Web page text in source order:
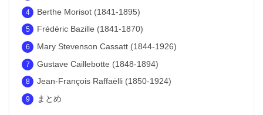
Berthe Morisot (1841-1895)
Frédéric Bazille (1841-1870)
Mary Stevenson Cassatt (1844-1926)
Gustave Caillebotte (1848-1894)
Jean-François Raffaëlli (1850-1924)
まとめ